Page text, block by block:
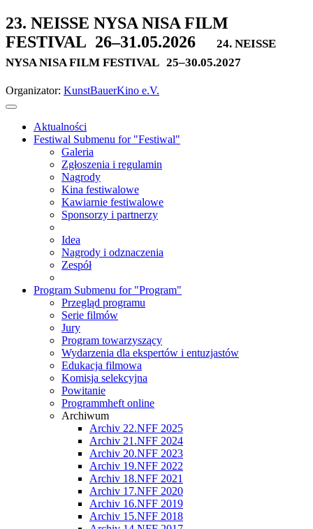
23. NEISSE NYSA NISA FILM
FESTIVAL 26–31.05.2026
24. NEISSE
NYSA NISA FILM FESTIVAL 25–30.05.2027
Organizator: KunstBauerKino e.V.
Aktualności
Festiwal Submenu for "Festiwal"
Galeria
Zgłoszenia i regulamin
Nagrody
Kina festiwalowe
Kawiarnie festiwalowe
Sponsorzy i partnerzy
Idea
Nagrody i odznaczenia
Zespół
Program Submenu for "Program"
Przegląd programu
Serie filmów
Jury
Program towarzyszący
Wydarzenia dla ekspertów i entuzjastów
Edukacja filmowa
Komisja selekcyjna
Powitanie
Programmheft online
Archiwum
Archiv 22.NFF 2025
Archiv 21.NFF 2024
Archiv 20.NFF 2023
Archiv 19.NFF 2022
Archiv 18.NFF 2021
Archiv 17.NFF 2020
Archiv 16.NFF 2019
Archiv 15.NFF 2018